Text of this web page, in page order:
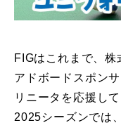
FIGはこれまで、株
アドボードスポン
リニータを応援し
2025シーズンでは